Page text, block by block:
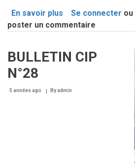
En savoir plus sur
TROISIEME
Se connecter ou
poster un commentaire
BULLETIN CIP
N°28
5 années ago Byadmin